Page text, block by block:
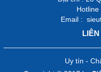
Địa chỉ : 28
Hotline
Email :